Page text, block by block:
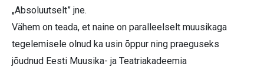
„Absoluutselt” jne.
Vähem on teada, et naine on paralleelselt muusikaga
tegelemisele olnud ka usin õppur ning praeguseks
jõudnud Eesti Muusika- ja Teatriakadeemia